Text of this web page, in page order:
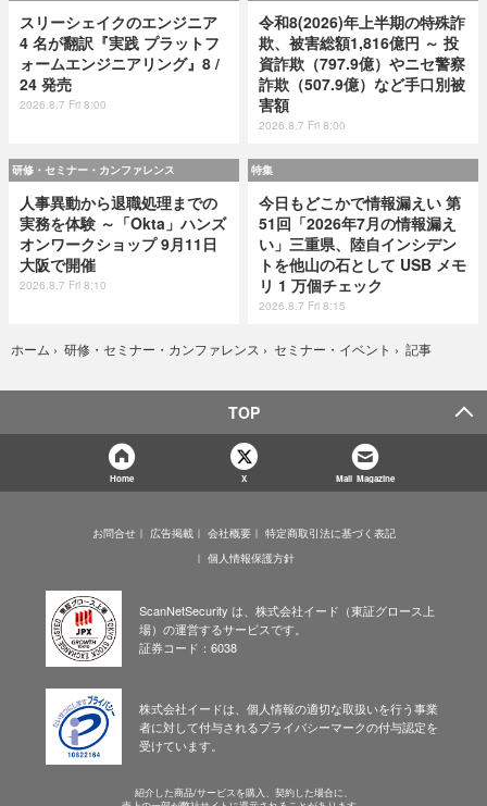
スリーシェイクのエンジニア
4 名が翻訳『実践 プラットフ
ォームエンジニアリング』8 /
24 発売
2026.8.7 Fri 8:00
令和8(2026)年上半期の特殊詐
欺、被害総額1,816億円 ～ 投
資詐欺（797.9億）やニセ警察
詐欺（507.9億）など手口別被
害額
2026.8.7 Fri 8:00
研修・セミナー・カンファレンス
人事異動から退職処理までの
実務を体験 ～「Okta」ハンズ
オンワークショップ 9月11日
大阪で開催
2026.8.7 Fri 8:10
特集
今日もどこかで情報漏えい 第
51回「2026年7月の情報漏え
い」三重県、陸自インシデン
トを他山の石として USB メモ
リ 1 万個チェック
2026.8.7 Fri 8:15
ホーム › 研修・セミナー・カンファレンス › セミナー・イベント › 記事
TOP
Home X Mail Magazine
お問合せ 広告掲載 会社概要
特定商取引法に基づく表記
個人情報保護方針
ScanNetSecurity は、株式会社イード（東証グロース上
場）の運営するサービスです。
証券コード：6038
株式会社イードは、個人情報の適切な取扱いを行う事業
者に対して付与されるプライバシーマークの付与認定を
受けています。
紹介した商品/サービスを購入、契約した場合に、